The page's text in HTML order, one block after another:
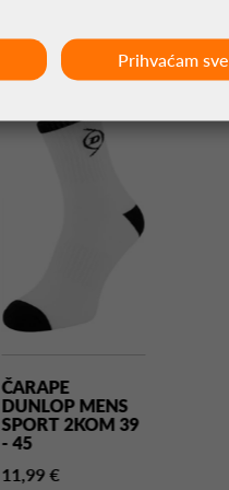
ČARAPE
DUNLOP MENS
SPORT 2KOM 39
- 45
11,99 €
Prihvaćam sve